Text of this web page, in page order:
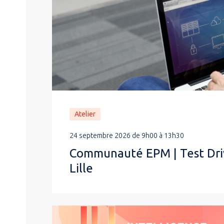
Atelier
24 septembre 2026 de 9h00 à 13h30
Communauté EPM | Test
Lille